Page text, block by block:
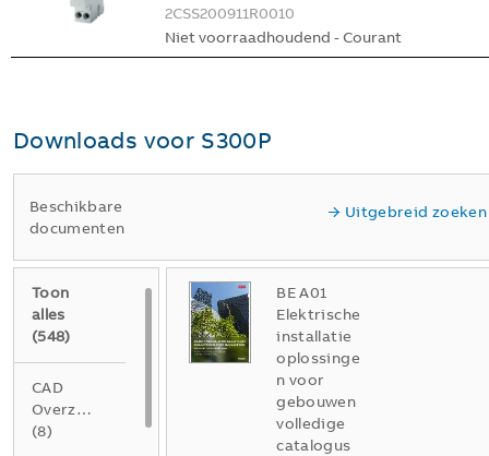
2CSS200911R0010
Niet voorraadhoudend - Courant
Downloads voor S300P
Beschikbare
documenten
Uitgebreid zoeken
Toon
alles
(548)
CAD
Overzichtstekening
(8)
BE A01
Elektrische
installatie
oplossinge
n voor
gebouwen
volledige
catalogus